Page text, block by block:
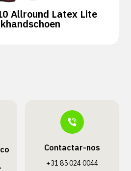
Allround Latex Lite
Contactar-nos
+31 85 024 0044